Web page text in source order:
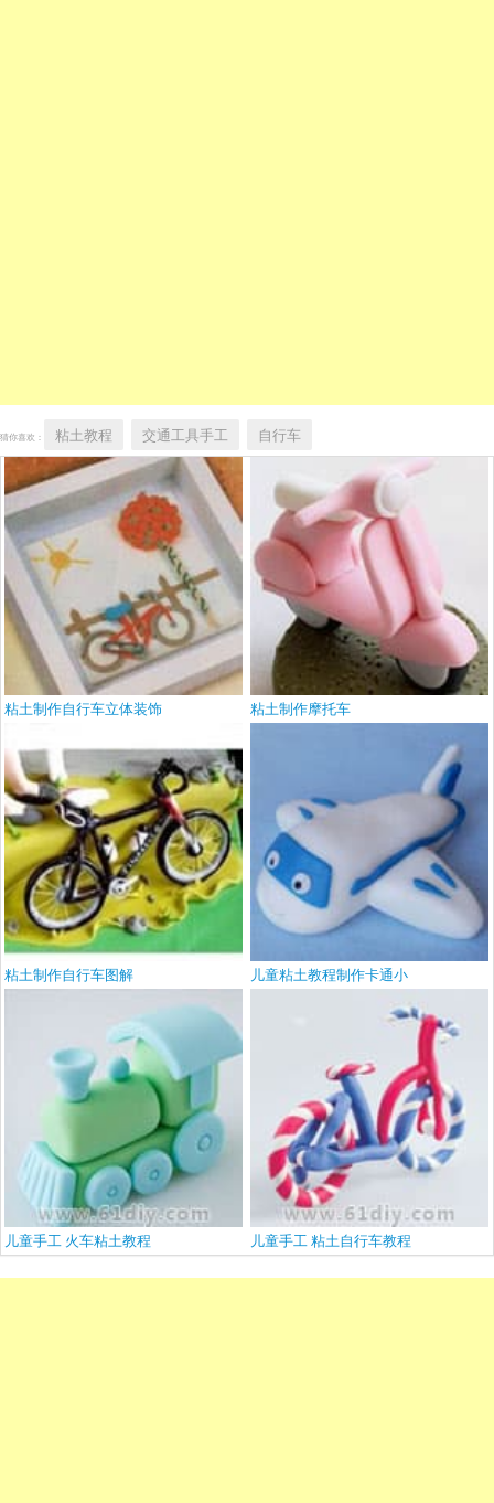
猜你喜欢： 粘土教程 交通工具手工 自行车
粘土制作自行车立体装饰 粘土制作摩托车
粘土制作自行车图解 儿童粘土教程制作卡通小
儿童手工 火车粘土教程 儿童手工 粘土自行车教程